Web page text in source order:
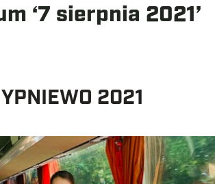
‘7 sierpnia 2021’
2021